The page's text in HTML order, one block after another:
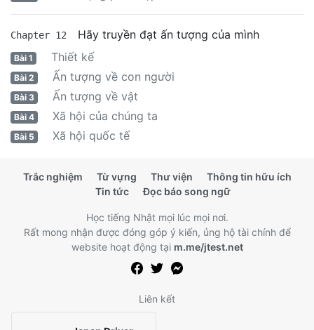
Chapter 12 Hãy truyền đạt ấn tượng của mình
Bài 1 Thiết kế
Bài 2 Ấn tượng về con người
Bài 3 Ấn tượng về vật
Bài 4 Xã hội của chúng ta
Bài 5 Xã hội quốc tế
Trắc nghiệm Từ vựng Thư viện
Thông tin hữu ích
Tin tức
Đọc báo song ngữ
Học tiếng Nhật mọi lúc mọi nơi.
Rất mong nhận được đóng góp ý kiến, ủng hộ tài chính để
website hoạt động tại m.me/jtest.net
Liên kết